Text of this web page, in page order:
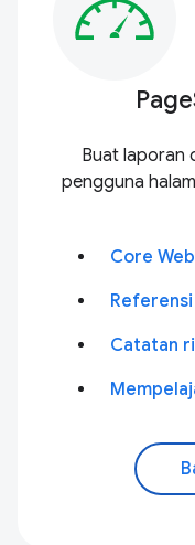
Buat laporan
pengguna
Core
Referensi
Catatan